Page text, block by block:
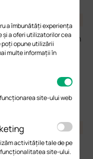
enabled, you can
Roaming, which
clients that support
a îmbunătăți experiența
a oferi utilizatorilor cea
poți opune utilizării
multe informații în
site-ului web
activitățile tale de pe
site-ului.